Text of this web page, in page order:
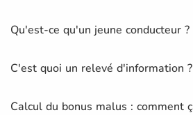
Qu'est-ce qu'un jeune conducteur ?
C'est quoi un relevé d'information ?
Calcul du bonus malus : comment